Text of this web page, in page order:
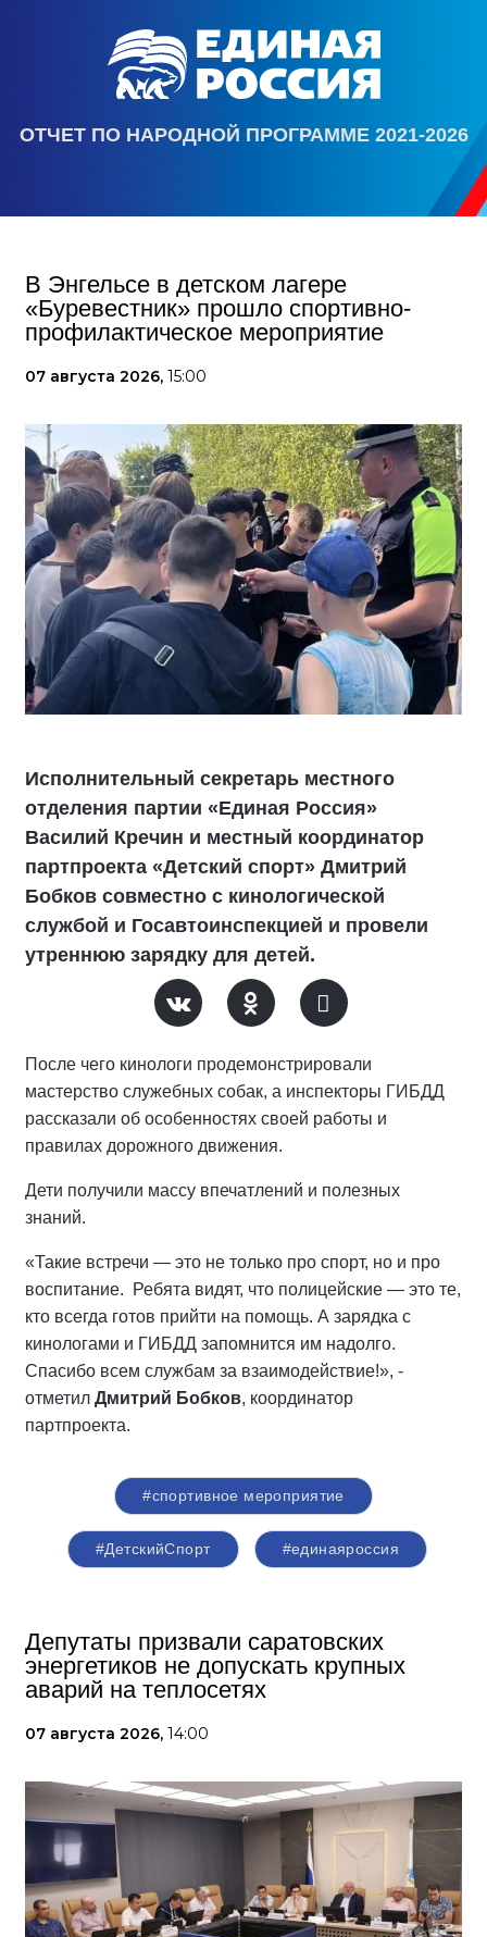
ОТЧЕТ ПО НАРОДНОЙ ПРОГРАММЕ 2021-2026
В Энгельсе в детском лагере
«Буревестник» прошло спортивно-
профилактическое мероприятие
07 августа 2026, 15:00
Исполнительный секретарь местного
отделения партии «Единая Россия»
Василий Кречин и местный координатор
партпроекта «Детский спорт» Дмитрий
Бобков совместно с кинологической
службой и Госавтоинспекцией и провели
утреннюю зарядку для детей.
После чего кинологи продемонстрировали
мастерство служебных собак, а инспекторы ГИБДД
рассказали об особенностях своей работы и
правилах дорожного движения.
Дети получили массу впечатлений и полезных
знаний.
«Такие встречи — это не только про спорт, но и про
воспитание. Ребята видят, что полицейские — это те,
кто всегда готов прийти на помощь. А зарядка с
кинологами и ГИБДД запомнится им надолго.
Спасибо всем службам за взаимодействие!», -
отметил Дмитрий Бобков, координатор
партпроекта.
#спортивное мероприятие
#ДетскийСпорт #единаяроссия
Депутаты призвали саратовских
энергетиков не допускать крупных
аварий на теплосетях
07 августа 2026, 14:00